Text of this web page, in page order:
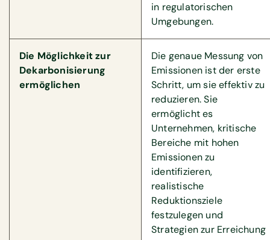
in regulatorischen
Umgebungen.
Die Möglichkeit zur
Dekarbonisierung
ermöglichen
Die genaue Messung von
Emissionen ist der erste
Schritt, um sie effektiv zu
reduzieren. Sie
ermöglicht es
Unternehmen, kritische
Bereiche mit hohen
Emissionen zu
identifizieren,
realistische
Reduktionsziele
festzulegen und
Strategien zur Erreichung